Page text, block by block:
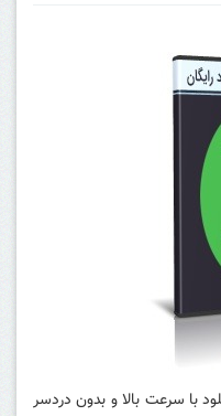
با سرعت بالا و بدون دردسر